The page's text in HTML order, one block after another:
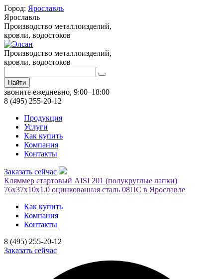
Город: Ярославль
Ярославль
Производство металлоизделий,
кровли, водостоков
Производство металлоизделий,
кровли, водостоков
Найти
звоните ежедневно, 9:00–18:00
8 (495) 255-20-12
Продукция
Услуги
Как купить
Компания
Контакты
Заказать сейчас
Кляммер стартовый AISI 201 (полукруглые лапки)
76х37х10x1.0 оцинкованная сталь 08ПС в Ярославле
Как купить
Компания
Контакты
8 (495) 255-20-12
Заказать сейчас